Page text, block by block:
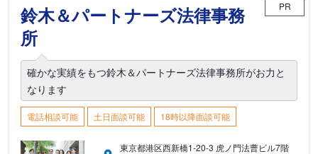
鈴木＆パートナーズ法律事務
所
PR
確かな実績をもつ鈴木＆パートナーズ法律事務所がお力と
なります
電話相談可能 土日面談可能 18時以降面談可能
東京都港区西新橋1-20-3 虎ノ門法曹ビル7階